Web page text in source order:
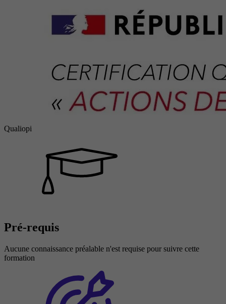
Qualiopi
Pré-requis
Aucune connaissance préalable n'est requise pour suivre cette
formation